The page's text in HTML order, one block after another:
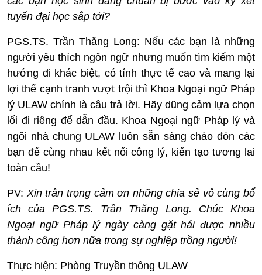
tuyển đại học sắp tới?
PGS.TS. Trần Thăng Long: Nếu các bạn là những
người yêu thích ngôn ngữ nhưng muốn tìm kiếm một
hướng đi khác biệt, có tính thực tế cao và mang lại
lợi thế cạnh tranh vượt trội thì Khoa Ngoại ngữ Pháp
lý ULAW chính là câu trả lời. Hãy dũng cảm lựa chọn
lối đi riêng để dẫn đầu. Khoa Ngoại ngữ Pháp lý và
ngôi nhà chung ULAW luôn sẵn sàng chào đón các
bạn để cùng nhau kết nối công lý, kiến tạo tương lai
toàn cầu!
PV: Xin trân trọng cảm ơn những chia sẻ vô cùng bổ
ích của PGS.TS. Trần Thăng Long. Chúc Khoa
Ngoại ngữ Pháp lý ngày càng gặt hái được nhiều
thành công hơn nữa trong sự nghiệp trồng người!
Thực hiện: Phòng Truyền thông ULAW